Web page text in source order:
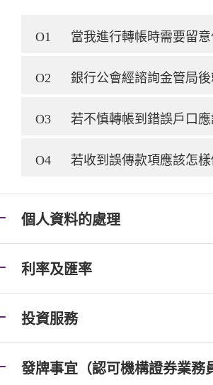
O1 當我進行轉帳時需要留
O2 銀行公會經諮詢金管局
O3 若不慎轉帳到錯誤戶口
O4 若收到誤傳款項應該怎
個人資料的處理
利率及匯率
投資服務
發牌事宜（認可機構證券業務